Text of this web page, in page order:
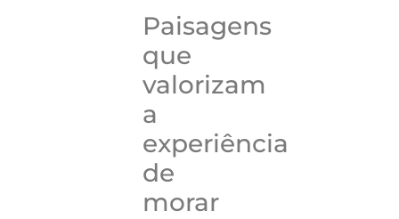
Paisagens
que
valorizam
a
experiência
de
morar